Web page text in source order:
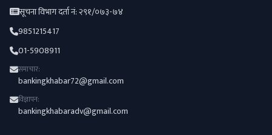
सूचना विभाग दर्ता नं: २९१/०७३-७४
9851215417
01-5908911
समाचार:
bankingkhabar72@gmail.com
विज्ञापन:
bankingkhabaradv@gmail.com